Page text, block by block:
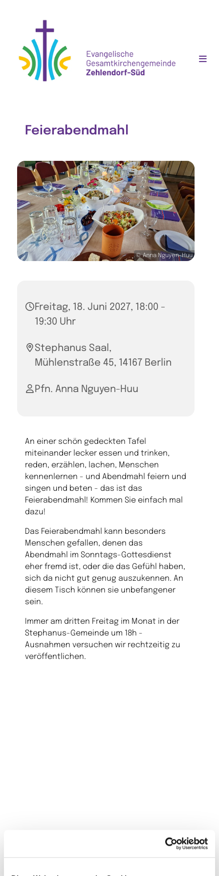
Feierabendmahl
© Anna Nguyen-Huu
Freitag, 18. Juni 2027, 18:00 -
19:30 Uhr
Stephanus Saal,
Mühlenstraße 45, 14167 Berlin
Pfn. Anna Nguyen-Huu
An einer schön gedeckten Tafel
miteinander lecker essen und trinken,
reden, erzählen, lachen, Menschen
kennenlernen - und Abendmahl feiern und
singen und beten - das ist das
Feierabendmahl! Kommen Sie einfach mal
dazu!
Das Feierabendmahl kann besonders
Menschen gefallen, denen das
Abendmahl im Sonntags-Gottesdienst
eher fremd ist, oder die das Gefühl haben,
sich da nicht gut genug auszukennen. An
diesem Tisch können sie unbefangener
sein.
Immer am dritten Freitag im Monat in der
Stephanus-Gemeinde um 18h -
Ausnahmen versuchen wir rechtzeitig zu
veröffentlichen.